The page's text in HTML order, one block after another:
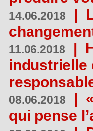
14.06.2018 |
11.06.2018 |
industrielle
08.06.2018 |
qui pense